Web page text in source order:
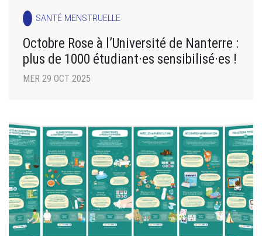
SANTÉ MENSTRUELLE
Octobre Rose à l’Université de Nanterre :
plus de 1000 étudiant·es sensibilisé·es !
MER 29 OCT 2025